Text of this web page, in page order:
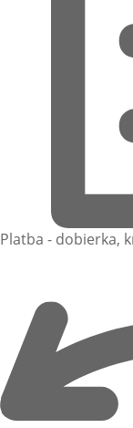
Platba - dobierka,